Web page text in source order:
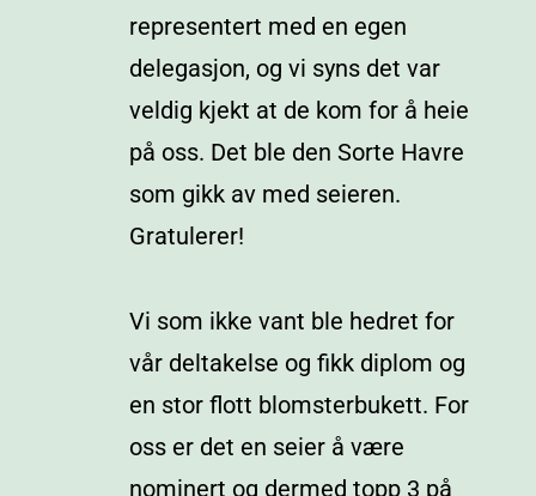
representert med en egen
delegasjon, og vi syns det var
veldig kjekt at de kom for å heie
på oss. Det ble den Sorte Havre
som gikk av med seieren.
Gratulerer!
Vi som ikke vant ble hedret for
vår deltakelse og fikk diplom og
en stor flott blomsterbukett. For
oss er det en seier å være
nominert og dermed topp 3 på